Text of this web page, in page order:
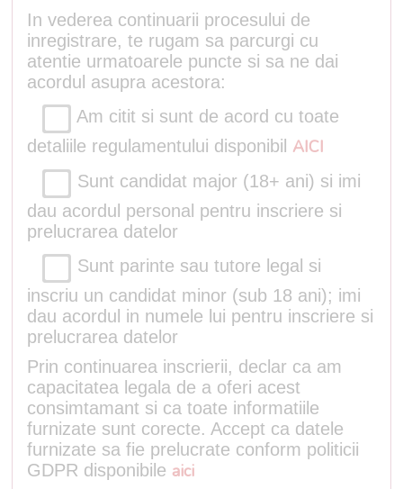
In vederea continuarii procesului de
inregistrare, te rugam sa parcurgi cu
atentie urmatoarele puncte si sa ne dai
acordul asupra acestora:
Am citit si sunt de acord cu toate
detaliile regulamentului disponibil AICI
Sunt candidat major (18+ ani) si imi
dau acordul personal pentru inscriere si
prelucrarea datelor
Sunt parinte sau tutore legal si
inscriu un candidat minor (sub 18 ani); imi
dau acordul in numele lui pentru inscriere si
prelucrarea datelor
Prin continuarea inscrierii, declar ca am
capacitatea legala de a oferi acest
consimtamant si ca toate informatiile
furnizate sunt corecte. Accept ca datele
furnizate sa fie prelucrate conform politicii
GDPR disponibile aici